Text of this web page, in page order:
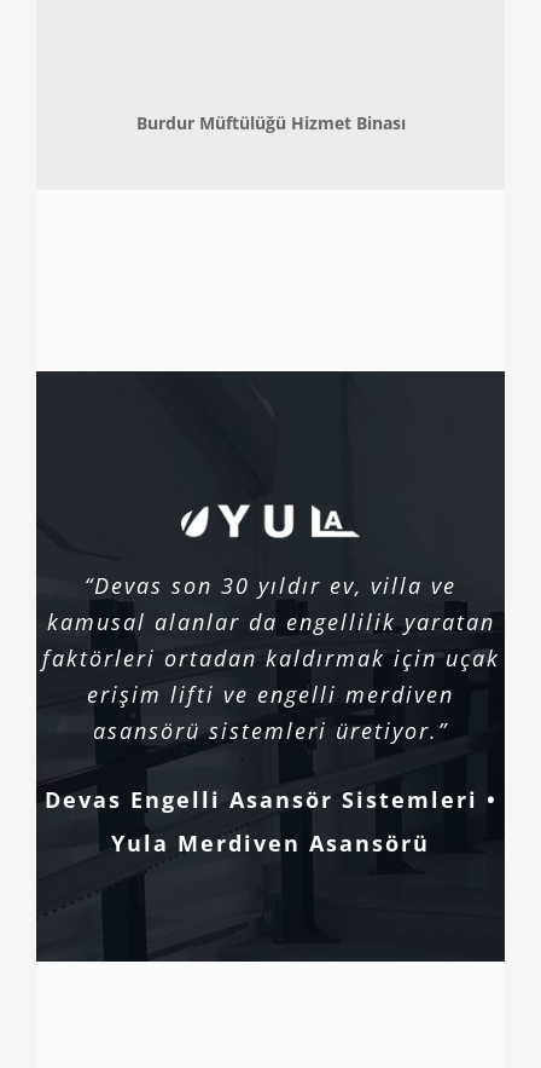
Burdur Müftülüğü Hizmet Binası
“Devas son 30 yıldır ev, villa ve
kamusal alanlar da engellilik yaratan
faktörleri ortadan kaldırmak için uçak
erişim lifti ve engelli merdiven
asansörü sistemleri üretiyor.”
Devas Engelli Asansör Sistemleri •
Yula Merdiven Asansörü